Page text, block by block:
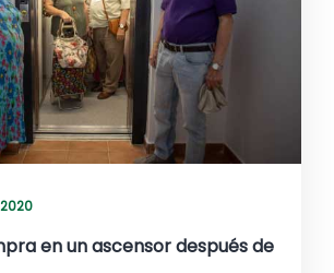
2020
en un ascensor después de